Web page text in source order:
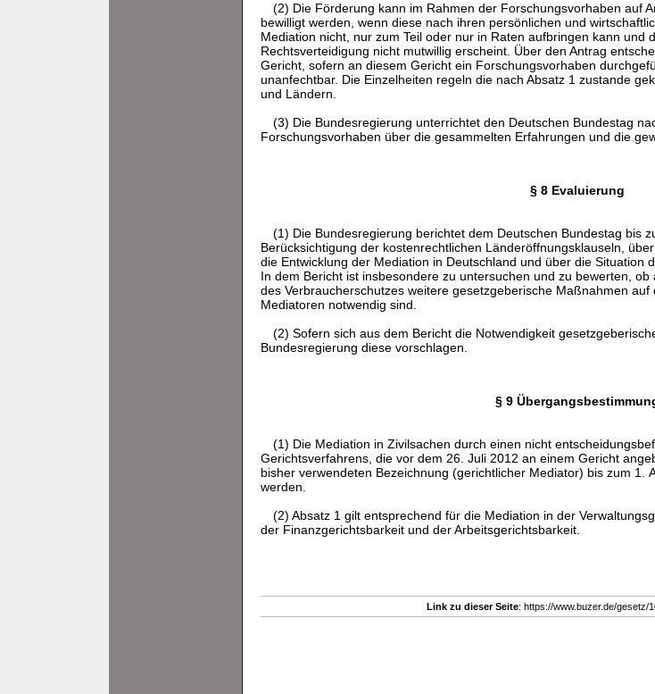
(2) Die Förderung kann im Rahmen der Forschungsvorhaben auf
bewilligt werden, wenn diese nach ihren persönlichen und
Mediation nicht, nur zum Teil oder nur in Raten aufbringen kann und
Rechtsverteidigung nicht mutwillig erscheint. Über den Antrag
Gericht, sofern an diesem Gericht ein Forschungsvorhaben
unanfechtbar. Die Einzelheiten regeln die nach Absatz 1 zustande
und Ländern.
(3) Die Bundesregierung unterrichtet den Deutschen Bundestag
Forschungsvorhaben über die gesammelten Erfahrungen und die
§ 8 Evaluierung
(1) Die Bundesregierung berichtet dem Deutschen Bundestag bis
Berücksichtigung der kostenrechtlichen Länderöffnungsklauseln,
die Entwicklung der Mediation in Deutschland und über die Situation
In dem Bericht ist insbesondere zu untersuchen und zu bewerten,
des Verbraucherschutzes weitere gesetzgeberische Maßnahmen
Mediatoren notwendig sind.
(2) Sofern sich aus dem Bericht die Notwendigkeit
Bundesregierung diese vorschlagen.
§ 9
(1) Die Mediation in Zivilsachen durch einen nicht
Gerichtsverfahrens, die vor dem 26. Juli 2012 an einem Gericht
bisher verwendeten Bezeichnung (gerichtlicher Mediator) bis zum 1.
werden.
(2) Absatz 1 gilt entsprechend für die Mediation in der
der Finanzgerichtsbarkeit und der Arbeitsgerichtsbarkeit.
Link zu dieser Seite: https://www.buzer.de/gesetz/